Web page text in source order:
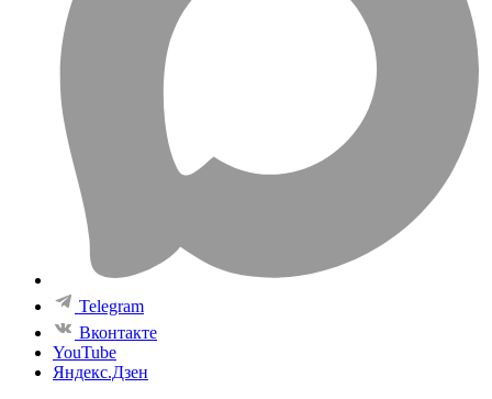
Telegram
Вконтакте
YouTube
Яндекс.Дзен